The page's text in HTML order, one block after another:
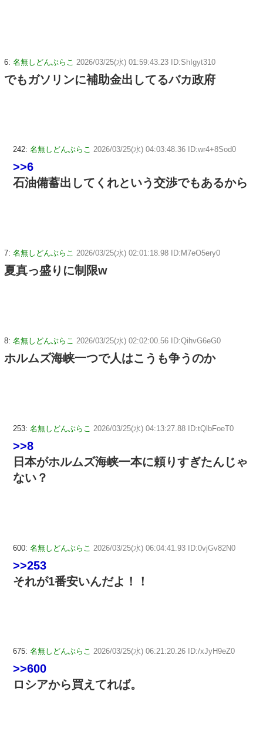
6: 名無しどんぶらこ 2026/03/25(水) 01:59:43.23 ID:ShIgyt310
でもガソリンに補助金出してるバカ政府
242: 名無しどんぶらこ 2026/03/25(水) 04:03:48.36 ID:wr4+8Sod0
>>6
石油備蓄出してくれという交渉でもあるから
7: 名無しどんぶらこ 2026/03/25(水) 02:01:18.98 ID:M7eO5ery0
夏真っ盛りに制限w
8: 名無しどんぶらこ 2026/03/25(水) 02:02:00.56 ID:QihvG6eG0
ホルムズ海峡一つで人はこうも争うのか
253: 名無しどんぶらこ 2026/03/25(水) 04:13:27.88 ID:tQlbFoeT0
>>8
日本がホルムズ海峡一本に頼りすぎたんじゃ
ない？
600: 名無しどんぶらこ 2026/03/25(水) 06:04:41.93 ID:0vjGv82N0
>>253
それが1番安いんだよ！！
675: 名無しどんぶらこ 2026/03/25(水) 06:21:20.26 ID:/xJyH9eZ0
>>600
ロシアから買えてれば。